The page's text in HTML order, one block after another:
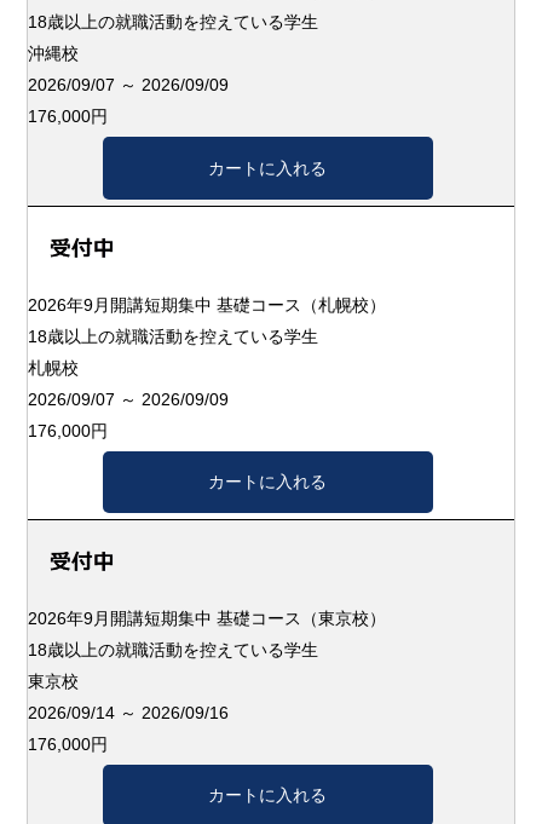
18歳以上の就職活動を控えている学生
沖縄校
2026/09/07 ～ 2026/09/09
176,000円
2026年9月開講短期集中 基礎コース（札幌校）
18歳以上の就職活動を控えている学生
札幌校
2026/09/07 ～ 2026/09/09
176,000円
2026年9月開講短期集中 基礎コース（東京校）
18歳以上の就職活動を控えている学生
東京校
2026/09/14 ～ 2026/09/16
176,000円